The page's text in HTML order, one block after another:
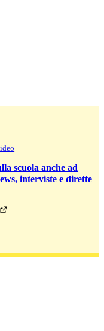
scuola anche ad
interviste e dirette